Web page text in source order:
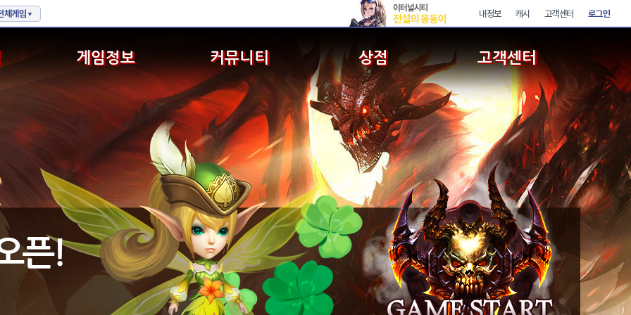
게임정보 커뮤니티 상점 고객센터